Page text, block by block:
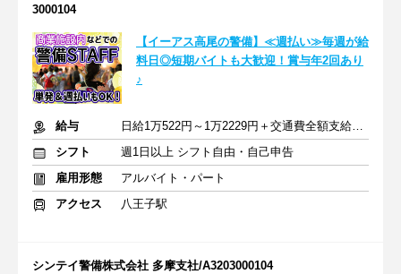
3000104
【イーアス高尾の警備】≪週払い≫毎週が給
料日◎短期バイトも大歓迎！賞与年2回あり
♪
給与
日給1万522円～1万2229円＋交通費全額支給 ※賞与年2回あり
シフト
週1日以上 シフト自由・自己申告
雇用形態
アルバイト・パート
アクセス
八王子駅
シンテイ警備株式会社 多摩支社/A3203000104